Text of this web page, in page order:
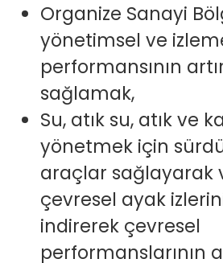
Organize Sanayi
yönetimsel ve
performansının
sağlamak,
Su, atık su, atık ve
yönetmek için
araçlar sağlayarak
çevresel ayak
indirerek çevresel
performanslarının